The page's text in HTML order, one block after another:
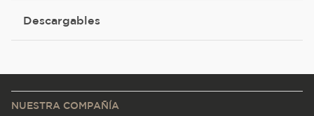
Descargables
NUESTRA COMPAÑÍA